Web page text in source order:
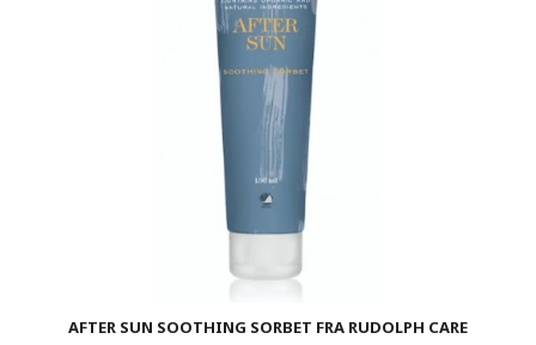
AFTER SUN SOOTHING SORBET FRA RUDOLPH CARE